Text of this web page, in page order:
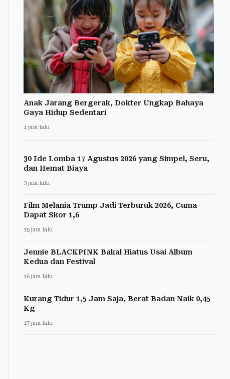
Anak Jarang Bergerak, Dokter Ungkap Bahaya
Gaya Hidup Sedentari
1 jam lalu
30 Ide Lomba 17 Agustus 2026 yang Simpel, Seru,
dan Hemat Biaya
3 jam lalu
Film Melania Trump Jadi Terburuk 2026, Cuma
Dapat Skor 1,6
15 jam lalu
Jennie BLACKPINK Bakal Hiatus Usai Album
Kedua dan Festival
16 jam lalu
Kurang Tidur 1,5 Jam Saja, Berat Badan Naik 0,45
Kg
17 jam lalu